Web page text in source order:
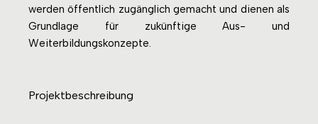
werden öffentlich zugänglich gemacht und dienen als
Grundlage für zukünftige Aus- und
Weiterbildungskonzepte.
Projektbeschreibung